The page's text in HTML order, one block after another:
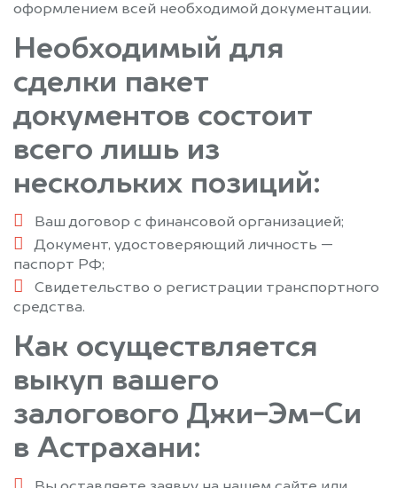
оформлением всей необходимой документации.
Необходимый для
сделки пакет
документов состоит
всего лишь из
нескольких позиций:
Ваш договор с финансовой организацией;
Документ, удостоверяющий личность —
паспорт РФ;
Свидетельство о регистрации транспортного
средства.
Как осуществляется
выкуп вашего
залогового Джи-Эм-Си
в Астрахани: